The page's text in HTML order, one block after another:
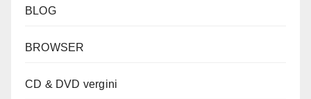
BLOG
BROWSER
CD & DVD vergini